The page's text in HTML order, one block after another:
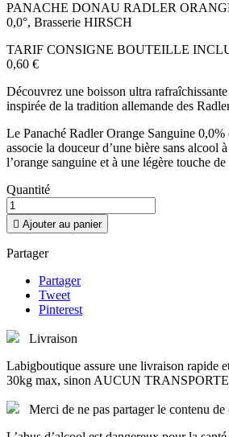
PANACHE DONAU RADLER
0,0°, Brasserie HIRSCH
TARIF CONSIGNE BOUTEILLE
0,60 €
Découvrez une boisson ultra rafraîchissante
inspirée de la tradition allemande des
Le Panaché Radler Orange Sanguine 0,0%
associe la douceur d’une bière sans alcool
l’orange sanguine et à une légère touche
Quantité
 Ajouter au panier
Partager
Partager
Tweet
Pinterest
Livraison
Labigboutique assure une livraison rapide
30kg max, sinon AUCUN
Merci de ne pas partager le contenu de